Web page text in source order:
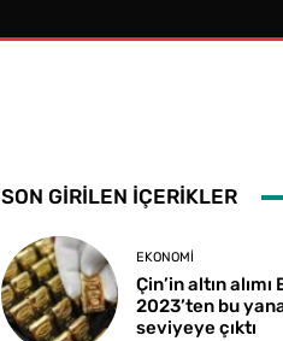
SON GIRILEN İÇERIKLER
EKONOMI
Çin’in altın alımı
2023’ten bu
seviyeye çıktı